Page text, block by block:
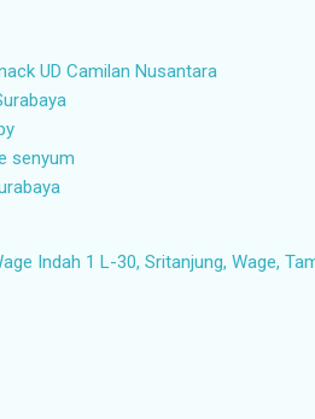
UD Camilan Nusantara
senyum
Indah 1 L-30, Sritanjung, Wage,